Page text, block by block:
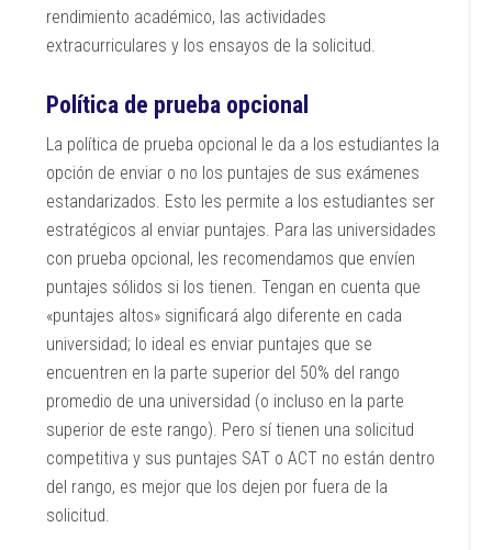
rendimiento académico, las actividades
extracurriculares y los ensayos de la solicitud.
Política de prueba opcional
La política de prueba opcional le da a los estudiantes la
opción de enviar o no los puntajes de sus exámenes
estandarizados. Esto les permite a los estudiantes ser
estratégicos al enviar puntajes. Para las universidades
con prueba opcional, les recomendamos que envíen
puntajes sólidos si los tienen. Tengan en cuenta que
«puntajes altos» significará algo diferente en cada
universidad; lo ideal es enviar puntajes que se
encuentren en la parte superior del 50% del rango
promedio de una universidad (o incluso en la parte
superior de este rango). Pero sí tienen una solicitud
competitiva y sus puntajes SAT o ACT no están dentro
del rango, es mejor que los dejen por fuera de la
solicitud.